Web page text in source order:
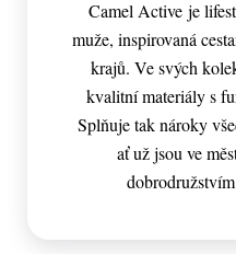
Camel Active je
muže, inspirovaná
krajů. Ve svých
kvalitní materiály s
Splňuje tak nároky
ať už jsou ve